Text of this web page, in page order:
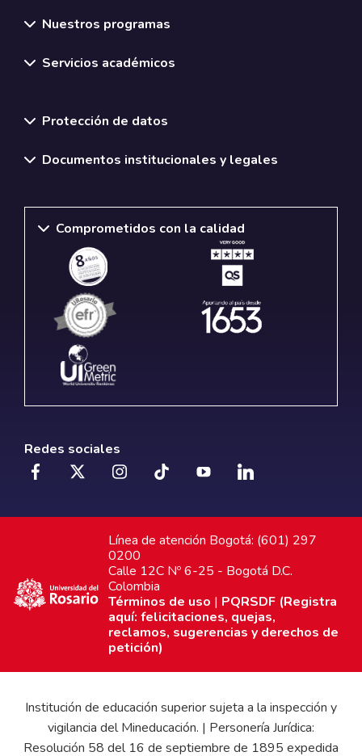
Nuestros programas
Servicios académicos
Protección de datos
Documentos institucionales y legales
Comprometidos con la calidad
Redes sociales
Línea de atención Bogotá: (601) 297
0200
Calle 12C Nº 6-25 - Bogotá D.C.
Colombia
Términos de uso | PQRSDF (Registra
aquí: felicitaciones, quejas,
reclamos, sugerencias y derechos de
petición)
Institución de educación superior sujeta a la inspección y
vigilancia del Mineducación. | Personería Jurídica:
Resolución 58 del 16 de septiembre de 1895 expedida